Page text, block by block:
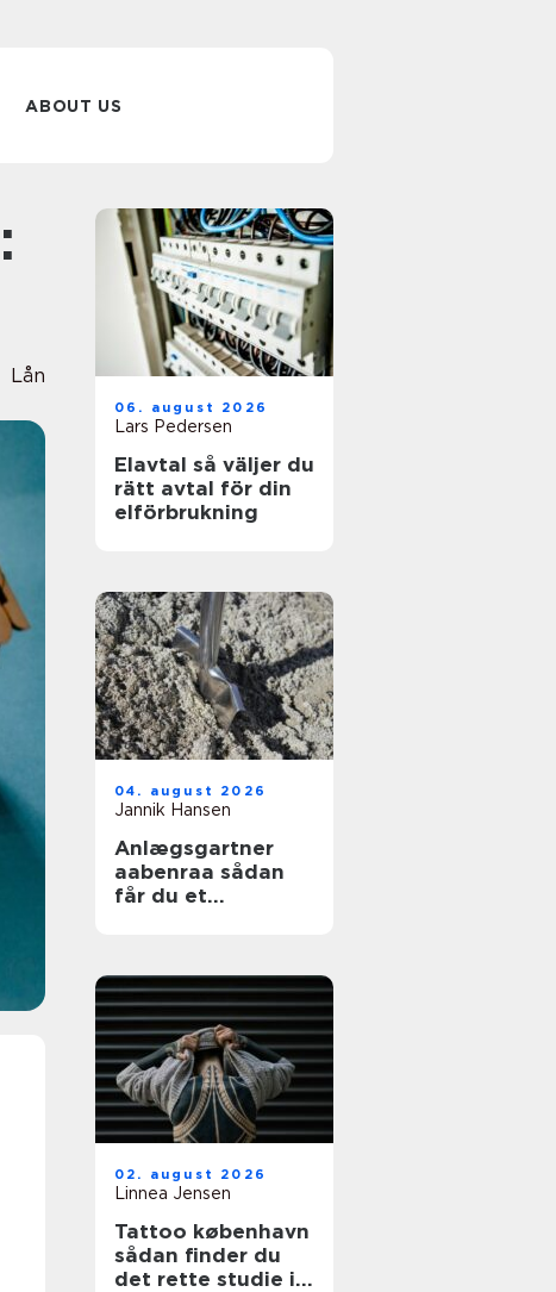
ABOUT US
Lån
06. august 2026
Lars Pedersen
Elavtal så väljer du
rätt avtal för din
elförbrukning
04. august 2026
Jannik Hansen
Anlægsgartner
aabenraa sådan
får du et
02. august 2026
Linnea Jensen
Tattoo københavn
sådan finder du
det rette studie i